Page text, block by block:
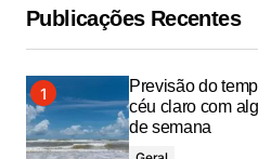
Publicações Recentes
Previsão do
céu claro com
de semana